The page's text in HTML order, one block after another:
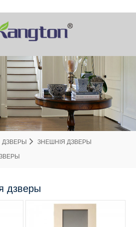
ДЗВЕРЫ ЗНЕШНІЯ ДЗВЕРЫ
дзверы